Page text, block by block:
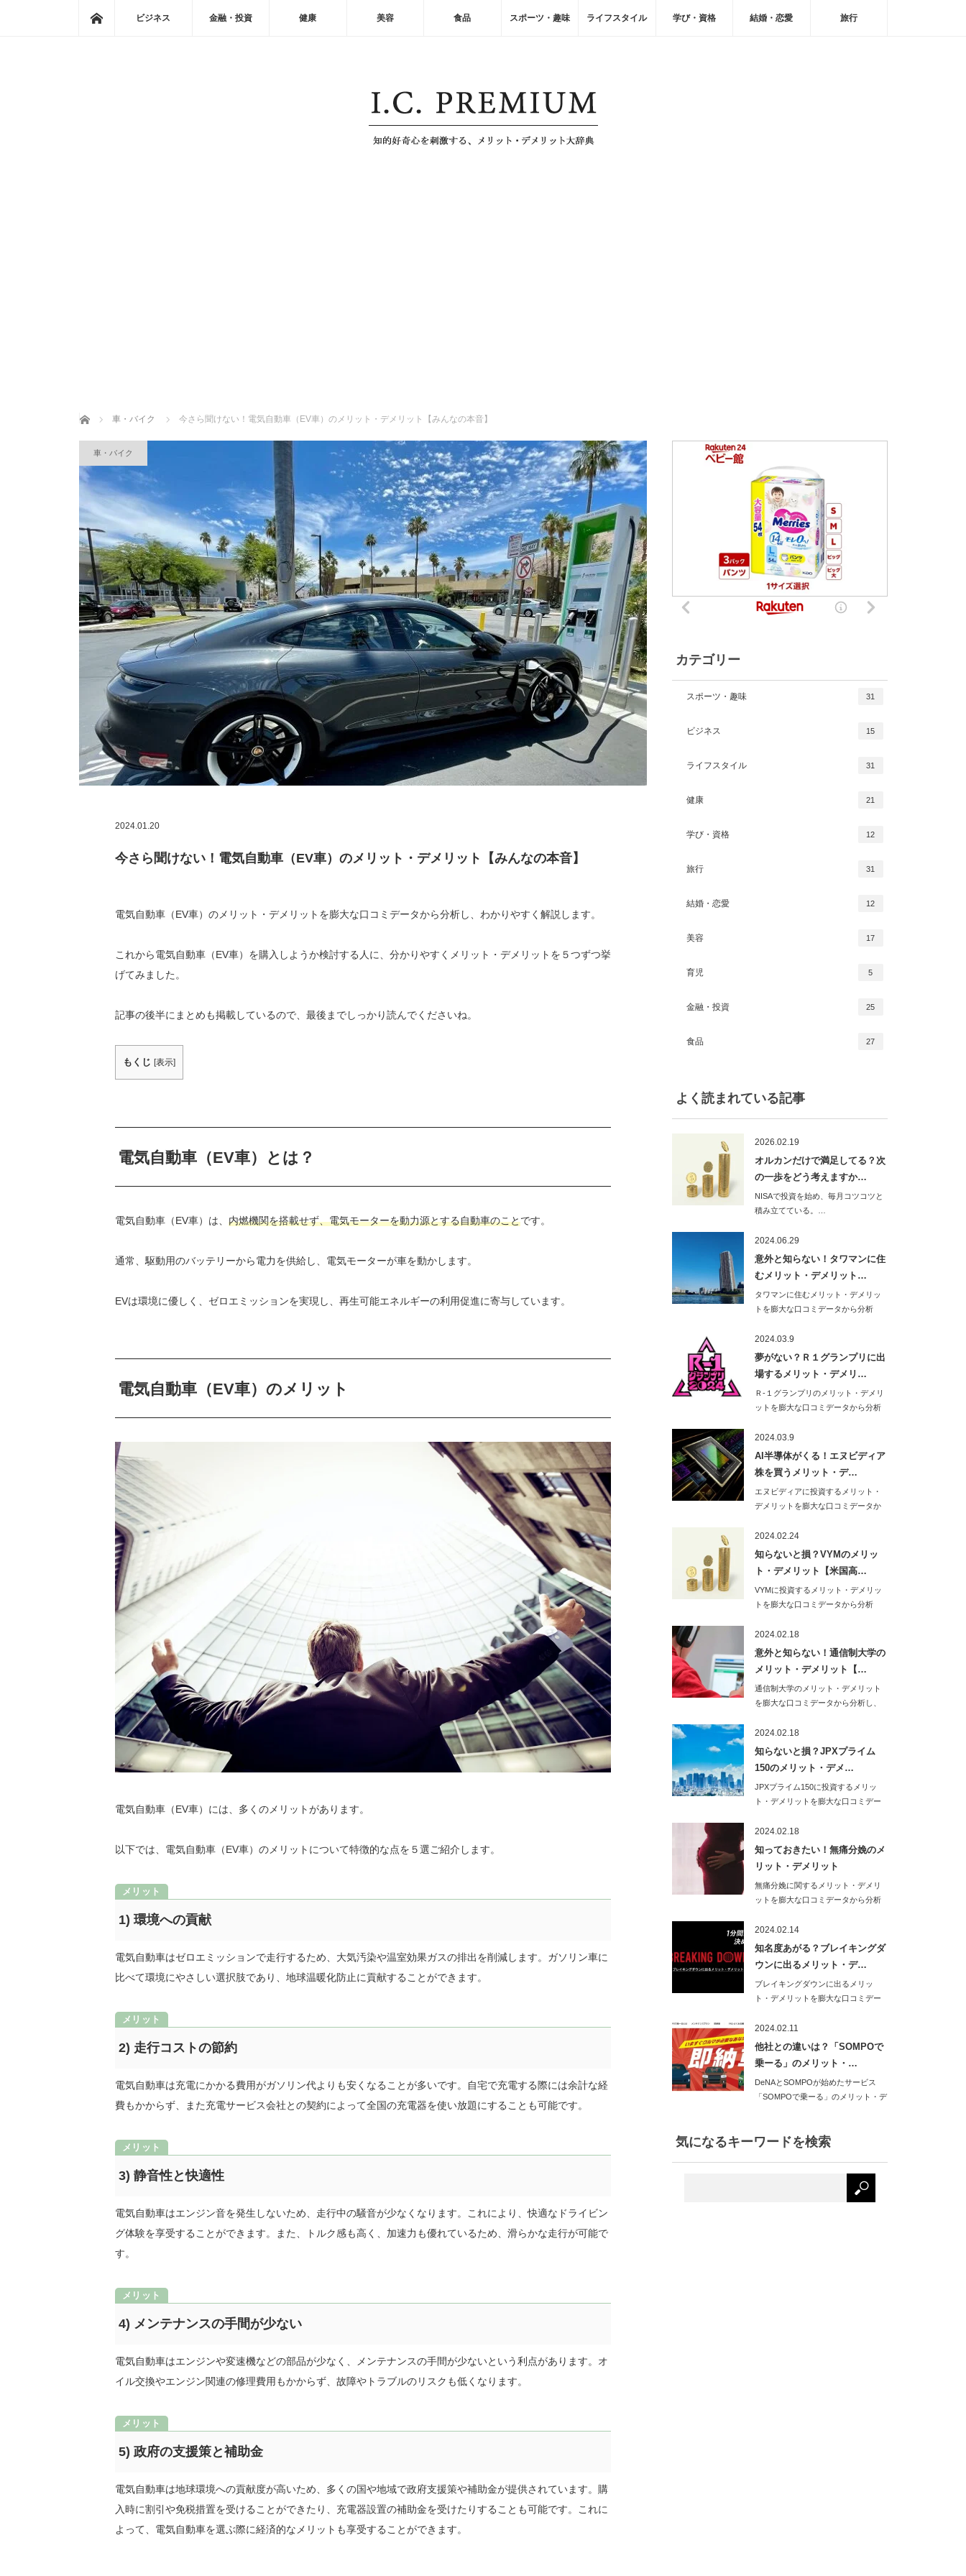
ホームビジネス 金融・投資 健康 美容 食品 スポーツ・趣味 ライフスタイル 学び・資格 結婚・恋愛 旅行
ホーム 車・バイク 今さら聞けない！電気自動車（EV車）のメリット・デメリット【みんなの本音】
車・バイク
2024.01.20
今さら聞けない！電気自動車（EV車）のメリット・デメリット【みんなの本音】
電気自動車（EV車）のメリット・デメリットを膨大な口コミデータから分析し、わかりやすく解説します。
これから電気自動車（EV車）を購入しようか検討する人に、分かりやすくメリット・デメリットを５つずつ挙
げてみました。
記事の後半にまとめも掲載しているので、最後までしっかり読んでくださいね。
もくじ [表示]
電気自動車（EV車）とは？
電気自動車（EV車）は、 内燃機関を搭載せず、電気モーターを動力源とする自動車のことです。
通常、駆動用のバッテリーから電力を供給し、電気モーターが車を動かします。
EVは環境に優しく、ゼロエミッションを実現し、再生可能エネルギーの利用促進に寄与しています。
電気自動車（EV車）のメリット
電気自動車（EV車）には、多くのメリットがあります。
以下では、電気自動車（EV車）のメリットについて特徴的な点を５選ご紹介します。
1) 環境への貢献
電気自動車はゼロエミッションで走行するため、大気汚染や温室効果ガスの排出を削減します。ガソリン車に
比べて環境にやさしい選択肢であり、地球温暖化防止に貢献することができます。
2) 走行コストの節約
電気自動車は充電にかかる費用がガソリン代よりも安くなることが多いです。自宅で充電する際には余計な経
費もかからず、また充電サービス会社との契約によって全国の充電器を使い放題にすることも可能です。
3) 静音性と快適性
電気自動車はエンジン音を発生しないため、走行中の騒音が少なくなります。これにより、快適なドライビン
グ体験を享受することができます。また、トルク感も高く、加速力も優れているため、滑らかな走行が可能で
す。
4) メンテナンスの手間が少ない
電気自動車はエンジンや変速機などの部品が少なく、メンテナンスの手間が少ないという利点があります。オ
イル交換やエンジン関連の修理費用もかからず、故障やトラブルのリスクも低くなります。
5) 政府の支援策と補助金
電気自動車は地球環境への貢献度が高いため、多くの国や地域で政府支援策や補助金が提供されています。購
入時に割引や免税措置を受けることができたり、充電器設置の補助金を受けたりすることも可能です。これに
よって、電気自動車を選ぶ際に経済的なメリットも享受することができます。
カテゴリー
スポーツ・趣味 31
ビジネス 15
ライフスタイル 31
健康 21
学び・資格 12
旅行 31
結婚・恋愛 12
美容 17
育児 5
金融・投資 25
食品 27
よく読まれている記事
2026.02.19
オルカンだけで満足してる？次
の一歩をどう考えますか…
NISAで投資を始め、毎月コツコツと
積み立てている。…
2024.06.29
意外と知らない！タワマンに住
むメリット・デメリット…
タワマンに住むメリット・デメリッ
トを膨大な口コミデータから分析
2024.03.9
夢がない？Ｒ１グランプリに出
場するメリット・デメリ…
Ｒ-１グランプリのメリット・デメリ
ットを膨大な口コミデータから分析
2024.03.9
AI半導体がくる！エヌビディア
株を買うメリット・デ…
エヌビディアに投資するメリット・
デメリットを膨大な口コミデータか
2024.02.24
知らないと損？VYMのメリッ
ト・デメリット【米国高…
VYMに投資するメリット・デメリッ
トを膨大な口コミデータから分析
2024.02.18
意外と知らない！通信制大学の
メリット・デメリット【…
通信制大学のメリット・デメリット
を膨大な口コミデータから分析し、
2024.02.18
知らないと損？JPXプライム
150のメリット・デメ…
JPXプライム150に投資するメリッ
ト・デメリットを膨大な口コミデー
2024.02.18
知っておきたい！無痛分娩のメ
リット・デメリット
無痛分娩に関するメリット・デメリ
ットを膨大な口コミデータから分析
2024.02.14
知名度あがる？ブレイキングダ
ウンに出るメリット・デ…
ブレイキングダウンに出るメリッ
ト・デメリットを膨大な口コミデー
2024.02.11
他社との違いは？「SOMPOで
乗ーる」のメリット・…
DeNAとSOMPOが始めたサービス
「SOMPOで乗ーる」のメリット・デ
気になるキーワードを検索